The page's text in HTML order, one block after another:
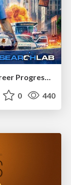
0 440